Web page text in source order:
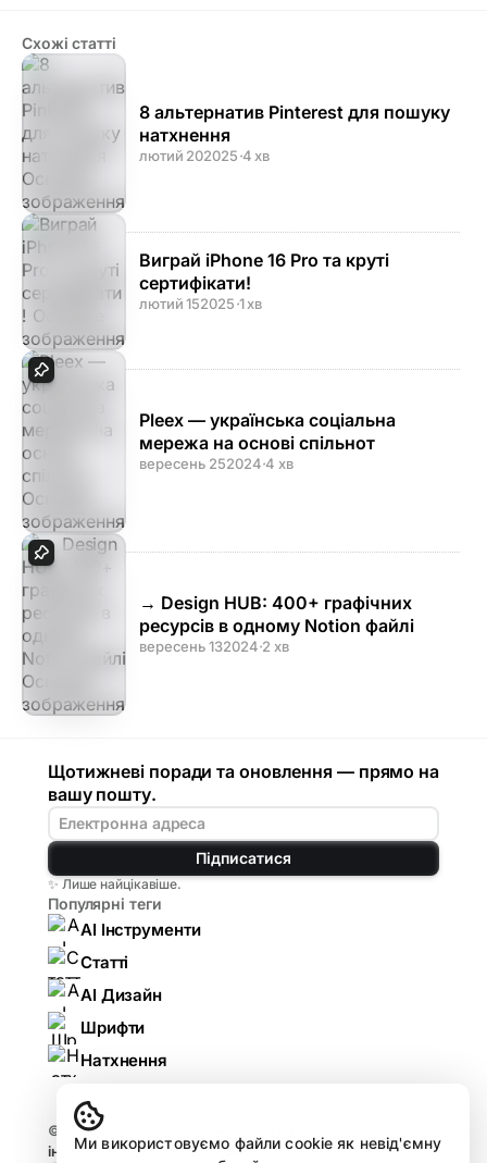
Схожі статті
8 альтернатив Pinterest для пошуку
натхнення
лютий 202025·4 хв
Виграй iPhone 16 Pro та круті
сертифікати!
лютий 152025·1 хв
Pleex — українська соціальна
мережа на основі спільнот
вересень 252024·4 хв
→ Design HUB: 400+ графічних
ресурсів в одному Notion файлі
вересень 132024·2 хв
Щотижневі поради та оновлення — прямо на
вашу пошту.
Підписатися
✨ Лише найцікавіше.
Популярні теги
AI Інструменти
Статті
AI Дизайн
Шрифти
Натхнення
© 2026
інструменти, гайди, огляди.
Ми використовуємо файли cookie як невід'ємну